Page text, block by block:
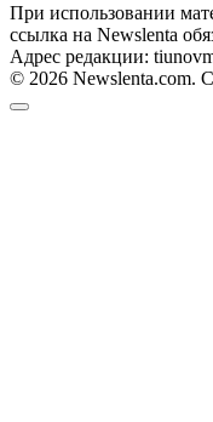
При использовании
ссылка на Newslenta
Адрес редакции:
© 2026 Newslenta.com.